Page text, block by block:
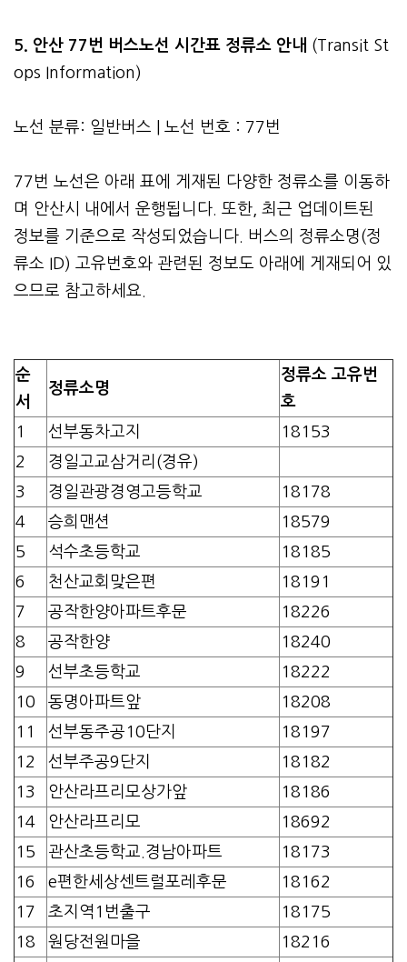
5. 안산 77번 버스노선 시간표 정류소 안내 (Transit St
ops Information)
노선 분류: 일반버스 | 노선 번호 : 77번
77번 노선은 아래 표에 게재된 다양한 정류소를 이동하
며 안산시 내에서 운행됩니다. 또한, 최근 업데이트된
정보를 기준으로 작성되었습니다. 버스의 정류소명(정
류소 ID) 고유번호와 관련된 정보도 아래에 게재되어 있
으므로 참고하세요.
순
서
정류소명
정류소 고유번
호
1
선부동차고지
18153
2
경일고교삼거리(경유)
3
경일관광경영고등학교
18178
4
승희맨션
18579
5
석수초등학교
18185
6
천산교회맞은편
18191
7
공작한양아파트후문
18226
8
공작한양
18240
9
선부초등학교
18222
10
동명아파트앞
18208
11
선부동주공10단지
18197
12
선부주공9단지
18182
13
안산라프리모상가앞
18186
14
안산라프리모
18692
15
관산초등학교.경남아파트
18173
16
e편한세상센트럴포레후문
18162
17
초지역1번출구
18175
18
원당전원마을 18216